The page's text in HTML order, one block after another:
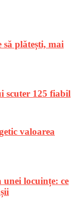
plătești, mai
scuter 125 fiabil
valoarea
locuințe: ce